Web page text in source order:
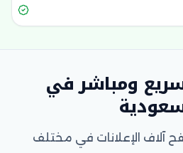
ومباشر في
آلاف الإعلانات في مختلف